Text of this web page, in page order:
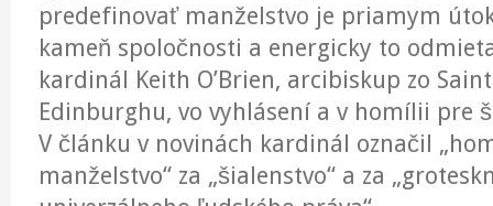
predefinovať manželstvo je priamym
kameň spoločnosti a energicky to
kardinál Keith O’Brien, arcibiskup zo
Edinburghu, vo vyhlásení a v homílii pre
V článku v novinách kardinál označil
manželstvo“ za „šialenstvo“ a za